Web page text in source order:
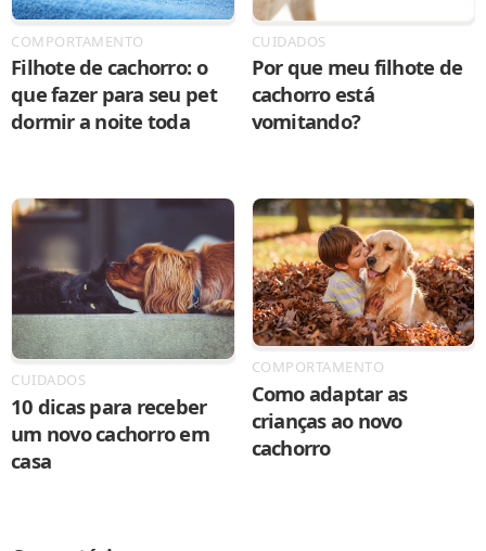
COMPORTAMENTO
Filhote de cachorro: o
que fazer para seu pet
dormir a noite toda
CUIDADOS
Por que meu filhote de
cachorro está
vomitando?
CUIDADOS
10 dicas para receber
um novo cachorro em
casa
COMPORTAMENTO
Como adaptar as
crianças ao novo
cachorro